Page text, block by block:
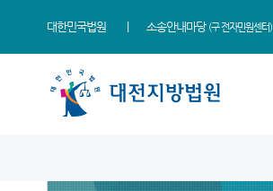
대한민국법원 소송안내마당 (구 전자민원센터)